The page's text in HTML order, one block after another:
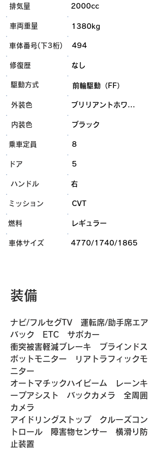
排気量 2000cc
車両重量 1380kg
車体番号(下3桁) 494
​修復歴 なし
​駆動方式 前輪駆動（FF）
外装色 ブリリアントホワ...
内装色 ブラック
乗車定員 8
ドア 5
ハンドル 右
ミッション CVT
燃料 レギュラー
​車体サイズ 4770/1740/1865
装備
ナビ/フルセグTV　運転席/助手席エア
バック　ETC　サポカー
衝突被害軽減ブレーキ　ブラインドス
ポットモニター　リアトラフィックモ
ニター
オートマチックハイビーム　レーンキ
ープアシスト　バックカメラ　全周囲
カメラ
アイドリングストップ　クルーズコン
トロール　障害物センサー　横滑り防
止装置